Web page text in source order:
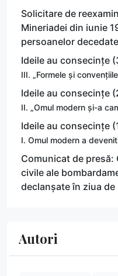
Solicitare de
Mineriadei din iunie
persoanelor
Ideile au consecințe
III. „Formele și
Ideile au consecințe
II. „Omul modern și-a
Ideile au consecințe
I. Omul modern a
Comunicat de presă:
civile ale
declanșate în ziua de
Autori